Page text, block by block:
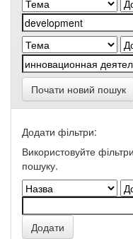
Почати новий пошук
Додати фільтри:
Використовуйте
пошуку.